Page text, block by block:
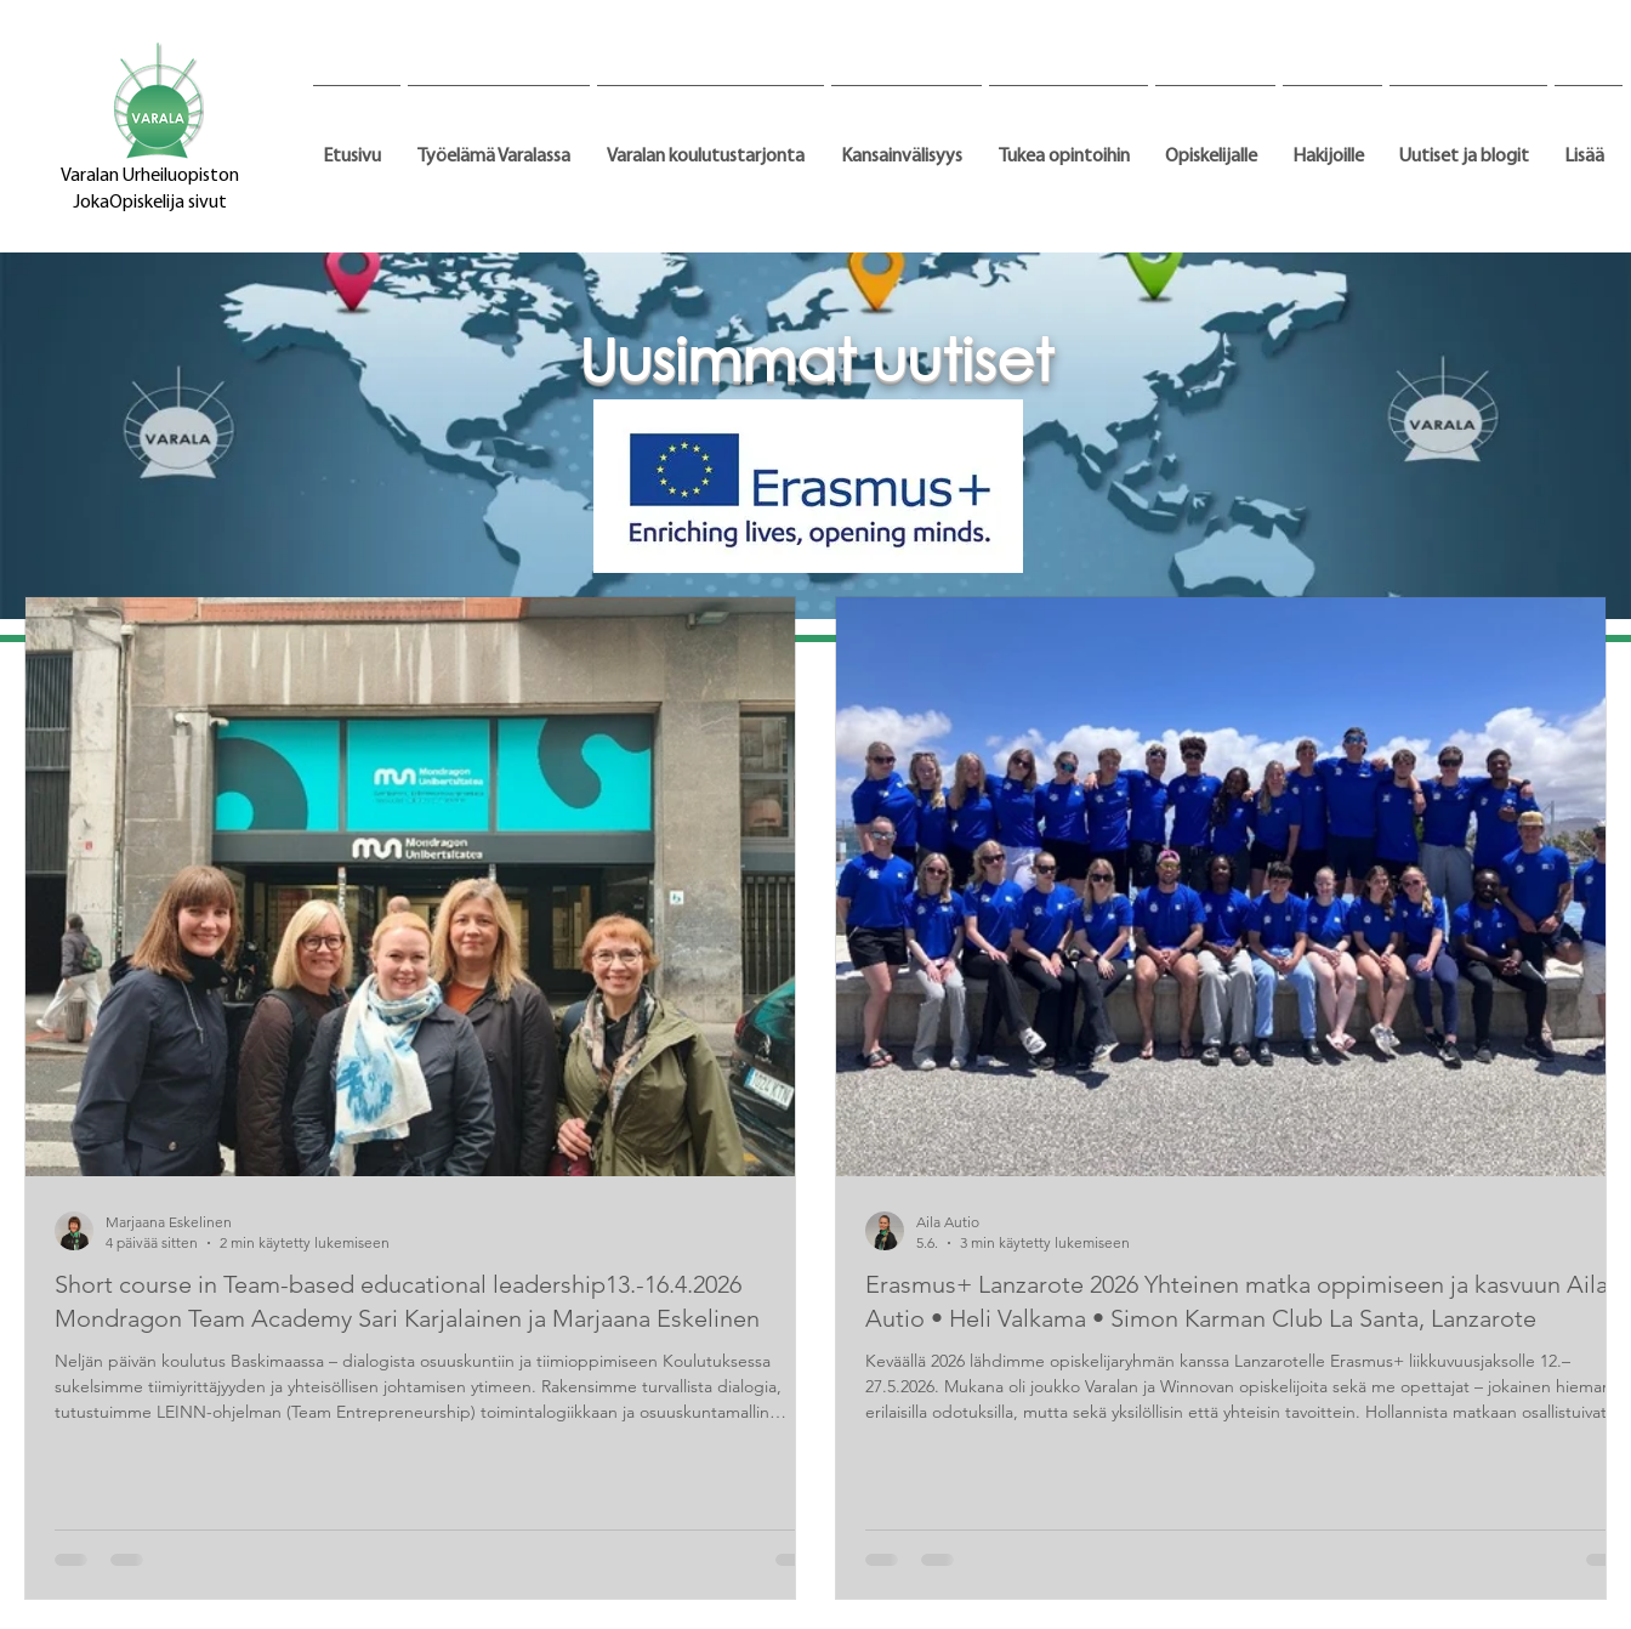
Varalan Urheiluopiston
JokaOpiskelija sivut
Etusivu Työelämä Varalassa Varalan koulutustarjonta Kansainvälisyys Tukea opintoihin Opiskelijalle Hakijoille Uutiset ja blogit Lisää
Uusimmat uutiset
Short course in Team-based educational leadership13.-16.4.2026
Mondragon Team Academy Sari Karjalainen ja Marjaana Eskelinen
Neljän päivän koulutus Baskimaassa – dialogista osuuskuntiin ja tiimioppimiseen Koulutuksessa
sukelsimme tiimiyrittäjyyden ja yhteisöllisen johtamisen ytimeen. Rakensimme turvallista dialogia,
tutustuimme LEINN-ohjelman (Team Entrepreneurship) toimintalogiikkaan ja osuuskuntamallin
Marjaana Eskelinen
4 päivää sitten
2 min käytetty lukemiseen
Erasmus+ Lanzarote 2026 Yhteinen matka oppimiseen ja kasvuun Aila
Autio • Heli Valkama • Simon Karman Club La Santa, Lanzarote
Keväällä 2026 lähdimme opiskelijaryhmän kanssa Lanzarotelle Erasmus+ liikkuvuusjaksolle 12.–
27.5.2026. Mukana oli joukko Varalan ja Winnovan opiskelijoita sekä me opettajat – jokainen hieman
erilaisilla odotuksilla, mutta sekä yksilöllisin että yhteisin tavoittein. Hollannista matkaan osallistuivat
Aila Autio
5.6.
3 min käytetty lukemiseen